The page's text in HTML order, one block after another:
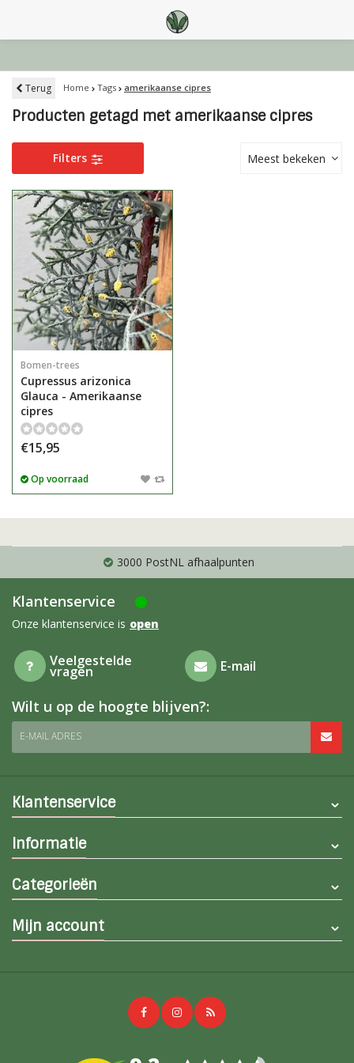
Terug Home Tags amerikaanse cipres
Producten getagd met amerikaanse cipres
Filters Meest bekeken
Bomen-trees
Cupressus arizonica
Glauca - Amerikaanse
cipres
€15,95
Op voorraad
3000 PostNL afhaalpunten
Klantenservice
Onze klantenservice is open
Veelgestelde
vragen E-mail
Wilt u op de hoogte blijven?:
E-MAIL ADRES
Klantenservice
Informatie
Categorieën
Mijn account